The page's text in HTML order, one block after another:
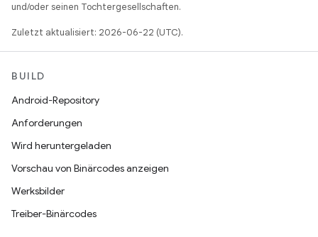
und/oder seinen Tochtergesellschaften.
Zuletzt aktualisiert: 2026-06-22 (UTC).
BUILD
Android-Repository
Anforderungen
Wird heruntergeladen
Vorschau von Binärcodes anzeigen
Werksbilder
Treiber-Binärcodes